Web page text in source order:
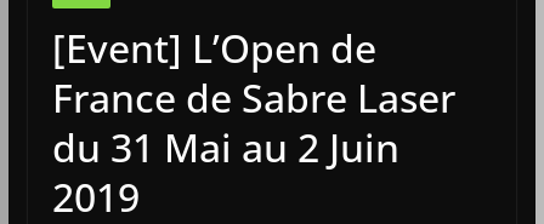
[Event] L’Open de
France de Sabre Laser
du 31 Mai au 2 Juin
2019